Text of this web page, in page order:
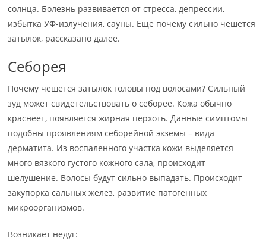
солнца. Болезнь развивается от стресса, депрессии,
избытка УФ-излучения, сауны. Еще почему сильно чешется
затылок, рассказано далее.
Себорея
Почему чешется затылок головы под волосами? Сильный
зуд может свидетельствовать о себорее. Кожа обычно
краснеет, появляется жирная перхоть. Данные симптомы
подобны проявлениям себорейной экземы – вида
дерматита. Из воспаленного участка кожи выделяется
много вязкого густого кожного сала, происходит
шелушение. Волосы будут сильно выпадать. Происходит
закупорка сальных желез, развитие патогенных
микроорганизмов.
Возникает недуг: